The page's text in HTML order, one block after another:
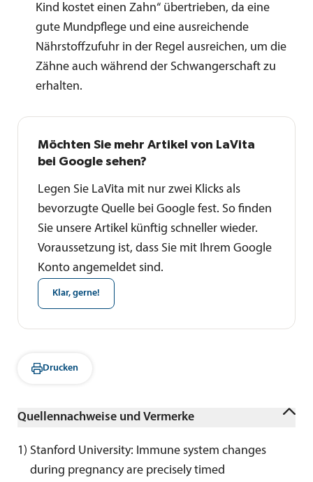
Kind kostet einen Zahn“ übertrieben, da eine
gute Mundpflege und eine ausreichende
Nährstoffzufuhr in der Regel ausreichen, um die
Zähne auch während der Schwangerschaft zu
erhalten.
Möchten Sie mehr Artikel von LaVita
bei Google sehen?
Legen Sie LaVita mit nur zwei Klicks als
bevorzugte Quelle bei Google fest. So finden
Sie unsere Artikel künftig schneller wieder.
Voraussetzung ist, dass Sie mit Ihrem Google
Konto angemeldet sind.
Klar, gerne!
Drucken
Quellennachweise und Vermerke
1 ) Stanford University: Immune system changes